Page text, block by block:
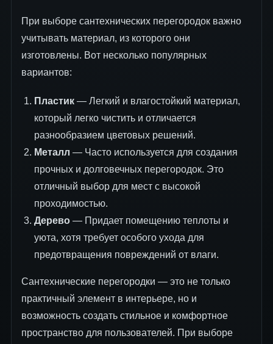
При выборе сантехнических перегородок важно
учитывать материал, из которого они
изготовлены. Вот несколько популярных
вариантов:
Пластик— Легкий и влагостойкий материал,
который легко чистить и отличается
разнообразием цветовых решений.
Металл — Часто используется для создания
прочных и долговечных перегородок. Это
отличный выбор для мест с высокой
проходимостью.
Дерево— Придает помещению теплоты и
уюта, хотя требует особого ухода для
предотвращения повреждений от влаги.
Сантехнические перегородки — это не только
практичный элемент в интерьере, но и
возможность создать стильное и комфортное
пространство для пользователей. При выборе